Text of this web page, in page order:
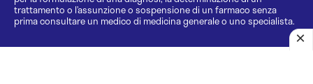
trattamento o l’assunzione o sospensione di un farmaco senza
prima consultare un medico di medicina generale o uno specialista.